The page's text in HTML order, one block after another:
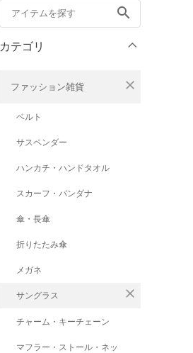
search
カテゴリ
ファッション雑貨 close
ベルト
サスペンダー
ハンカチ・ハンドタオル
スカーフ・バンダナ
傘・長傘
折りたたみ傘
メガネ
サングラス close
チャーム・キーチェーン
マフラー・ストール・ネッ